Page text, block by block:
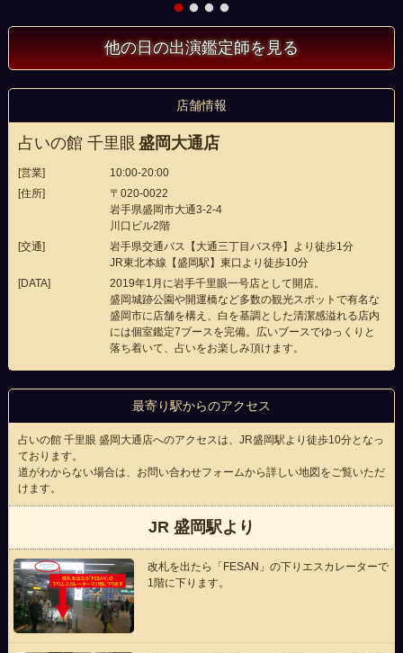
他の日の出演鑑定師を見る
店舗情報
占いの館 千里眼 盛岡大通店
[営業]
10:00-20:00
[住所]
〒020-0022
岩手県盛岡市大通3-2-4
川口ビル2階
[交通]
岩手県交通バス【大通三丁目バス停】より徒歩1分
JR東北本線【盛岡駅】東口より徒歩10分
[DATA]
2019年1月に岩手千里眼一号店として開店。
盛岡城跡公園や開運橋など多数の観光スポットで有名な
盛岡市に店舗を構え、白を基調とした清潔感溢れる店内
には個室鑑定7ブースを完備。広いブースでゆっくりと
落ち着いて、占いをお楽しみ頂けます。
最寄り駅からのアクセス
占いの館 千里眼 盛岡大通店へのアクセスは、JR盛岡駅より徒歩10分となっ
ております。
道がわからない場合は、お問い合わせフォームから詳しい地図をご覧いただ
けます。
JR 盛岡駅より
改札を出たら「FESAN」の下りエスカレーターで
1階に下ります。